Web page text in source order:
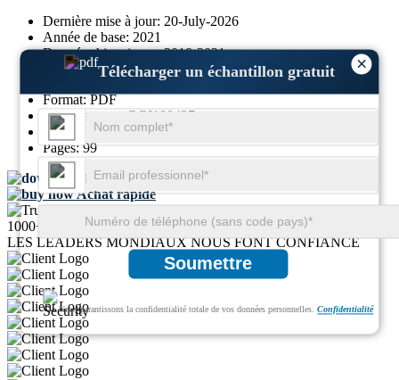
Dernière mise à jour: 20-July-2026
Année de base: 2021
Données historiques:2018-2021
Format:PDF
ID du rapport:
GGI100427
SKU ID:23044372
Pages: 99
Télécharger un échantillon gratuit
Achat rapide
1000+
LES LEADERS MONDIAUX NOUS FONT CONFIANCE
×
Télécharger un échantillon gratuit
Soumettre
Nous garantissons la confidentialité totale de vos données personnelles.Confidentialité